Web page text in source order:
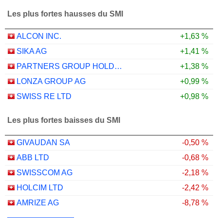
Les plus fortes hausses du SMI
ALCON INC.
+1,63 %
SIKA AG
+1,41 %
PARTNERS GROUP HOLDING AG
+1,38 %
LONZA GROUP AG
+0,99 %
SWISS RE LTD
+0,98 %
Les plus fortes baisses du SMI
GIVAUDAN SA
-0,50 %
ABB LTD
-0,68 %
SWISSCOM AG
-2,18 %
HOLCIM LTD
-2,42 %
AMRIZE AG
-8,78 %